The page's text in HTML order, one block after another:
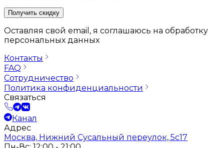
Получить скидку
Оставляя свой email, я соглашаюсь на обработку
персональных данных
Контакты
FAQ
Сотрудничество
Политика конфиденциальности
Связаться
Канал
Адрес
Москва, Нижний Сусальный переулок, 5с17